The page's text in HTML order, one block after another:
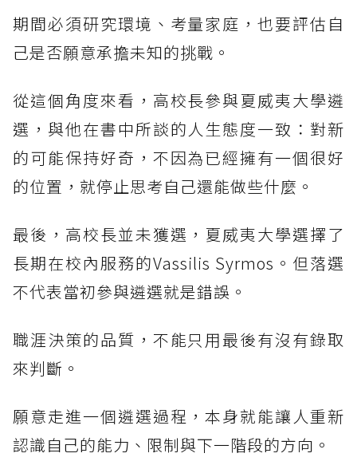
期間必須研究環境、考量家庭，也要評估自
己是否願意承擔未知的挑戰。
從這個角度來看，高校長參與夏威夷大學遴
選，與他在書中所談的人生態度一致：對新
的可能保持好奇，不因為已經擁有一個很好
的位置，就停止思考自己還能做些什麼。
最後，高校長並未獲選，夏威夷大學選擇了
長期在校內服務的Vassilis Syrmos。但落選
不代表當初參與遴選就是錯誤。
職涯決策的品質，不能只用最後有沒有錄取
來判斷。
願意走進一個遴選過程，本身就能讓人重新
認識自己的能力、限制與下一階段的方向。